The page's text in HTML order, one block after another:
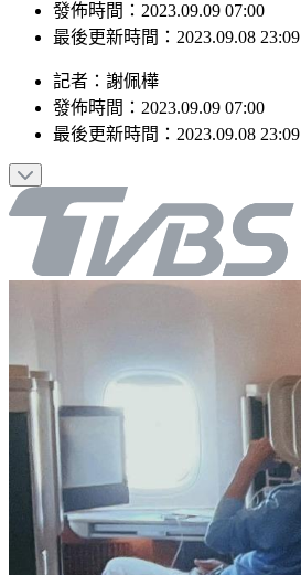
發佈時間：2023.09.09 07:00
最後更新時間：2023.09.08 23:09
記者 ： 謝佩樺
發佈時間： 2023.09.09 07:00
最後更新時間： 2023.09.08 23:09